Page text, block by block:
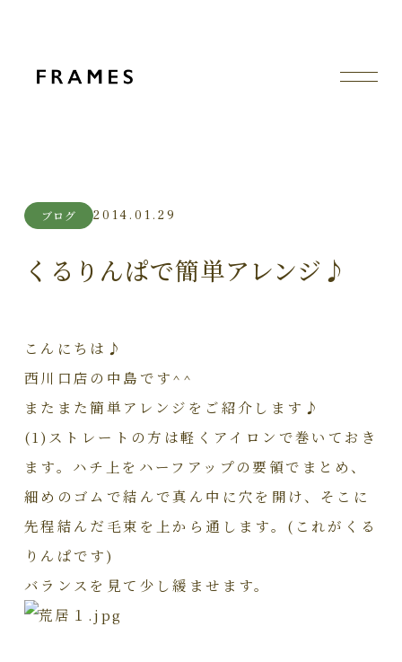
ブログ 2014.01.29
くるりんぱで簡単アレンジ♪
こんにちは♪
西川口店の中島です^^
またまた簡単アレンジをご紹介します♪
(1)ストレートの方は軽くアイロンで巻いておき
ます。ハチ上をハーフアップの要領でまとめ、
細めのゴムで結んで真ん中に穴を開け、そこに
先程結んだ毛束を上から通します。(これがくる
りんぱです)
バランスを見て少し緩ませます。